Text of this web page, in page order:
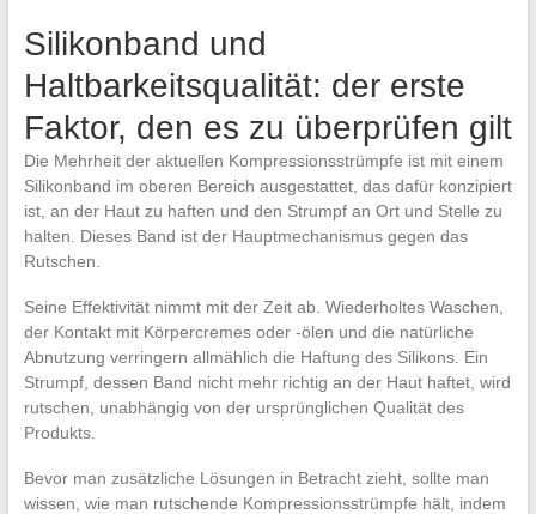
Silikonband und
Haltbarkeitsqualität: der erste
Faktor, den es zu überprüfen gilt
Die Mehrheit der aktuellen Kompressionsstrümpfe ist mit einem
Silikonband im oberen Bereich ausgestattet, das dafür konzipiert
ist, an der Haut zu haften und den Strumpf an Ort und Stelle zu
halten. Dieses Band ist der Hauptmechanismus gegen das
Rutschen.
Seine Effektivität nimmt mit der Zeit ab. Wiederholtes Waschen,
der Kontakt mit Körpercremes oder -ölen und die natürliche
Abnutzung verringern allmählich die Haftung des Silikons. Ein
Strumpf, dessen Band nicht mehr richtig an der Haut haftet, wird
rutschen, unabhängig von der ursprünglichen Qualität des
Produkts.
Bevor man zusätzliche Lösungen in Betracht zieht, sollte man
wissen, wie man rutschende Kompressionsstrümpfe hält, indem